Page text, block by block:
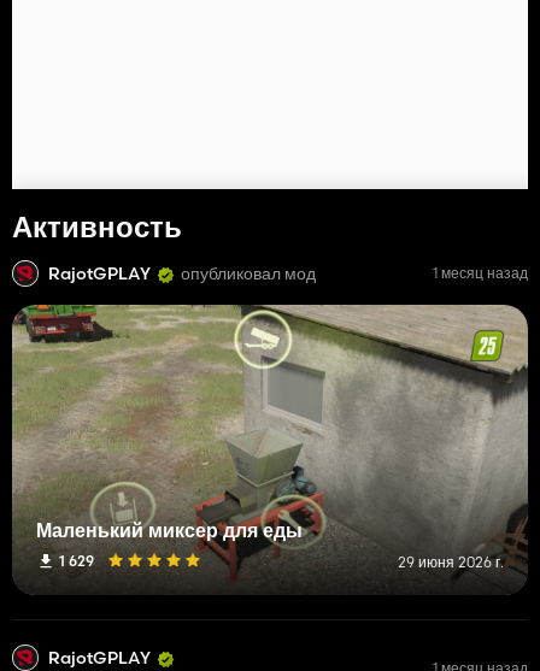
Активность
RajotGPLAY опубликовал мод 1 месяц назад
Маленький миксер для еды
1 629 29 июня 2026 г.
RajotGPLAY
1 месяц назад